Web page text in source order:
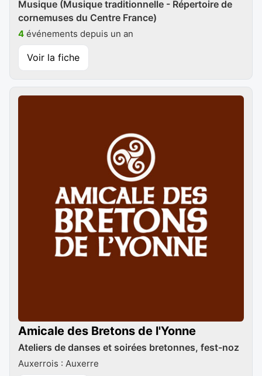
Musique (Musique traditionnelle - Répertoire de
cornemuses du Centre France)
4 événements depuis un an
Voir la fiche
Amicale des Bretons de l'Yonne
Ateliers de danses et soirées bretonnes, fest-noz
Auxerrois : Auxerre